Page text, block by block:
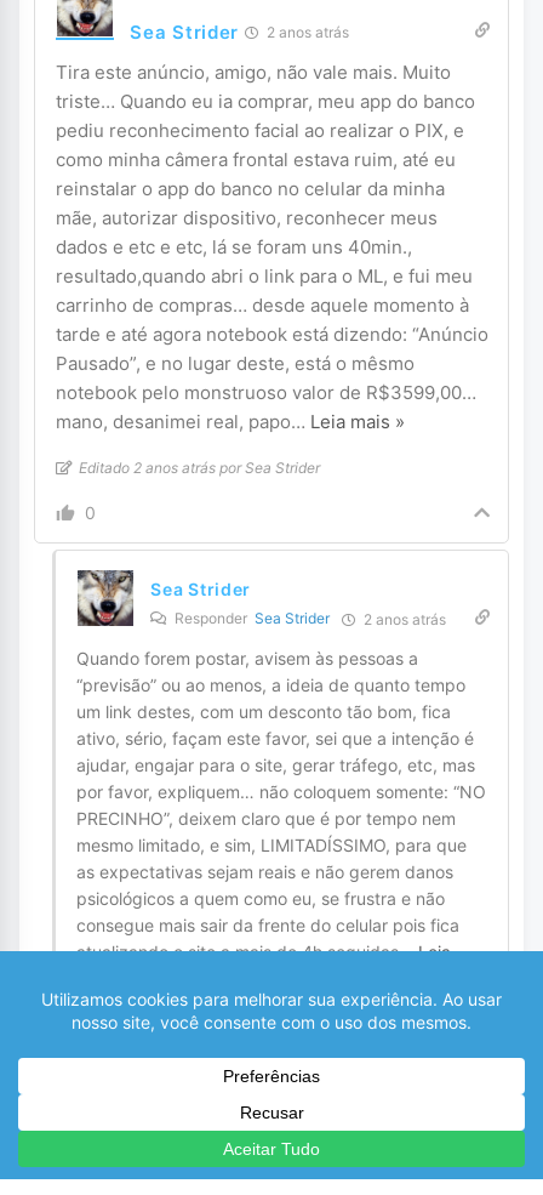
Sea Strider 2 anos atrás
Tira este anúncio, amigo, não vale mais. Muito
triste… Quando eu ia comprar, meu app do banco
pediu reconhecimento facial ao realizar o PIX, e
como minha câmera frontal estava ruim, até eu
reinstalar o app do banco no celular da minha
mãe, autorizar dispositivo, reconhecer meus
dados e etc e etc, lá se foram uns 40min.,
resultado,quando abri o link para o ML, e fui meu
carrinho de compras… desde aquele momento à
tarde e até agora notebook está dizendo: “Anúncio
Pausado”, e no lugar deste, está o mêsmo
notebook pelo monstruoso valor de R$3599,00…
mano, desanimei real, papo… Leia mais »
Editado 2 anos atrás por Sea Strider
0
Sea Strider
ResponderSea Strider 2 anos atrás
Quando forem postar, avisem às pessoas a
“previsão” ou ao menos, a ideia de quanto tempo
um link destes, com um desconto tão bom, fica
ativo, sério, façam este favor, sei que a intenção é
ajudar, engajar para o site, gerar tráfego, etc, mas
por favor, expliquem… não coloquem somente: “NO
PRECINHO”, deixem claro que é por tempo nem
mesmo limitado, e sim, LIMITADÍSSIMO, para que
as expectativas sejam reais e não gerem danos
psicológicos a quem como eu, se frustra e não
consegue mais sair da frente do celular pois fica
atualizando o site a mais de 4h seguidas…Leia
0